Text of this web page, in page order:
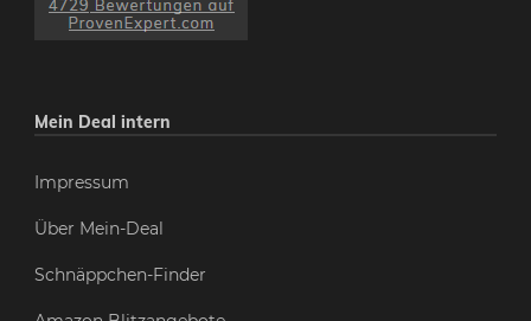
Mein Deal intern
Impressum
Über Mein-Deal
Schnäppchen-Finder